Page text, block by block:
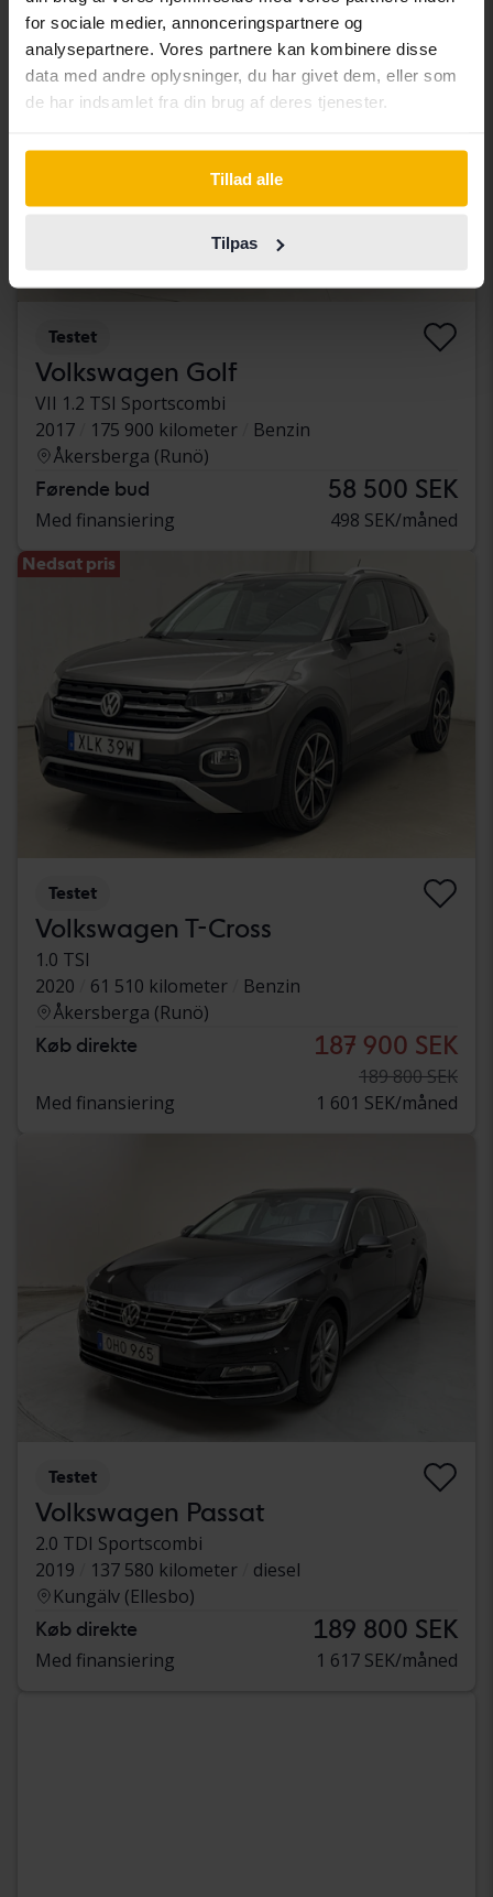
for sociale medier, annonceringspartnere og
analysepartnere. Vores partnere kan kombinere disse
data med andre oplysninger, du har givet dem, eller som
de har indsamlet fra din brug af deres tjenester.
Tillad alle
Tilpas
Aug 13 17 Bud
Testet
Volkswagen Golf
VII 1.2 TSI Sportscombi
2017
175 900 kilometer
Benzin
Åkersberga (Runö)
Førende bud 58 500 SEK
Med finansiering 498 SEK/måned
Nedsat pris
Testet
Volkswagen T-Cross
1.0 TSI
2020
61 510 kilometer
Benzin
Åkersberga (Runö)
Køb direkte 187 900 SEK
189 800 SEK
Med finansiering
1 601 SEK/måned
Testet
Volkswagen Passat
2.0 TDI Sportscombi
2019
137 580 kilometer
diesel
Kungälv (Ellesbo)
Køb direkte 189 800 SEK
Med finansiering 1 617 SEK/måned